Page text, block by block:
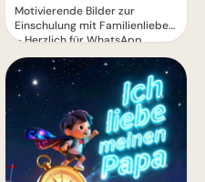
Motivierende Bilder zur
Einschulung mit Familienliebe
– Herzlich für WhatsApp